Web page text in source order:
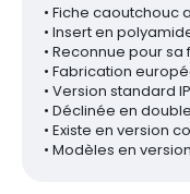
• Fiche caoutchouc
• Insert en
• Reconnue pour
• Fabrication
• Version standard
• Déclinée en
• Existe en version
• Modèles en